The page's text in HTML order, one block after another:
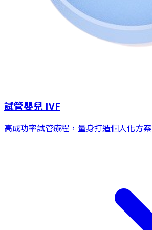
試管嬰兒 IVF
高成功率試管療程，量身打造個人化方案